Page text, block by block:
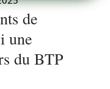
de
une
du BTP